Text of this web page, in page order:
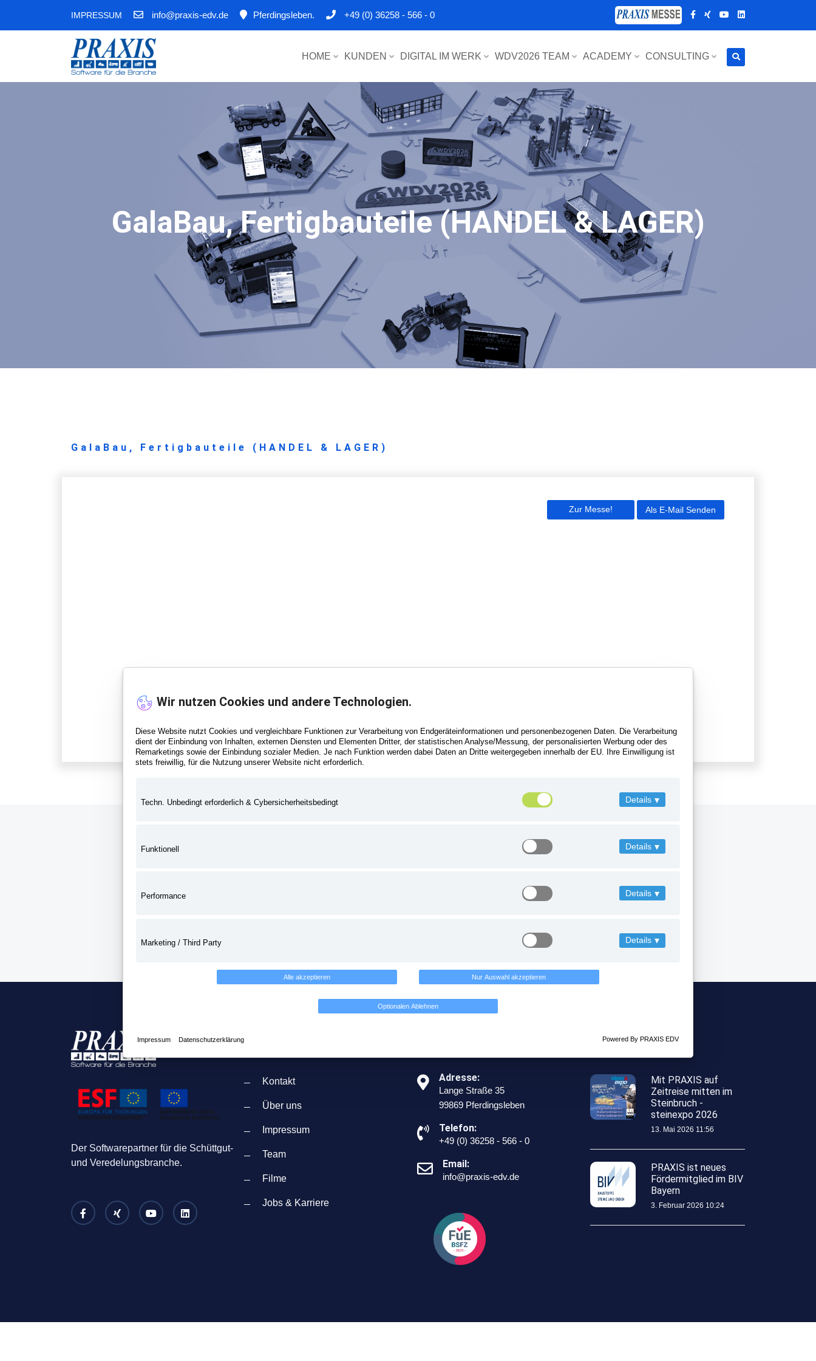
IMPRESSUM info@praxis-edv.de Pferdingsleben. +49 (0) 36258 - 566 - 0
HOME KUNDEN DIGITAL IM WERK WDV2026 TEAM ACADEMY CONSULTING
Wir nutzen Cookies und andere Technologien.
Diese Website nutzt Cookies und vergleichbare Funktionen zur Verarbeitung von Endgeräteinformationen und personenbezogenen Daten. Die Verarbeitung
dient der Einbindung von Inhalten, externen Diensten und Elementen Dritter, der statistischen Analyse/Messung, der personalisierten Werbung oder des
Remarketings sowie der Einbindung sozialer Medien. Je nach Funktion werden dabei Daten an Dritte weitergegeben innerhalb der EU. Ihre Einwilligung ist
stets freiwillig, für die Nutzung unserer Website nicht erforderlich.
Techn. Unbedingt erforderlich & Cybersicherheitsbedingt Details ▾
Funktionell Details ▾
Performance Details ▾
Marketing / Third Party Details ▾
Alle akzeptieren Nur Auswahl akzeptieren
Optionalen Ablehnen
Impressum Datenschutzerklärung Powered By PRAXIS EDV
GalaBau, Fertigbauteile (HANDEL & LAGER)
GalaBau, Fertigbauteile (HANDEL & LAGER)
Zur Messe! Als E-Mail Senden
Der Softwarepartner für die Schüttgut-
und Veredelungsbranche.
Kontakt
Über uns
Impressum
Team
Filme
Jobs & Karriere
Adresse:
Lange Straße 35
99869 Pferdingsleben
Telefon:
+49 (0) 36258 - 566 - 0
Email:
info@praxis-edv.de
Letzte Posts
Mit PRAXIS auf
Zeitreise mitten im
Steinbruch -
steinexpo 2026
13. Mai 2026 11:56
PRAXIS ist neues
Fördermitglied im BIV
Bayern
3. Februar 2026 10:24